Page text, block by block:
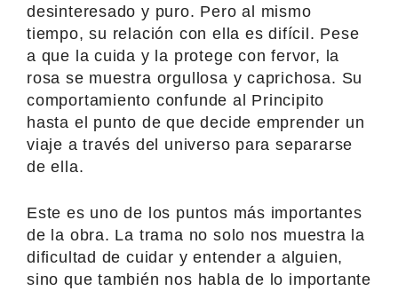
desinteresado y puro. Pero al mismo
tiempo, su relación con ella es difícil. Pese
a que la cuida y la protege con fervor, la
rosa se muestra orgullosa y caprichosa. Su
comportamiento confunde al Principito
hasta el punto de que decide emprender un
viaje a través del universo para separarse
de ella.
Este es uno de los puntos más importantes
de la obra. La trama no solo nos muestra la
dificultad de cuidar y entender a alguien,
sino que también nos habla de lo importante